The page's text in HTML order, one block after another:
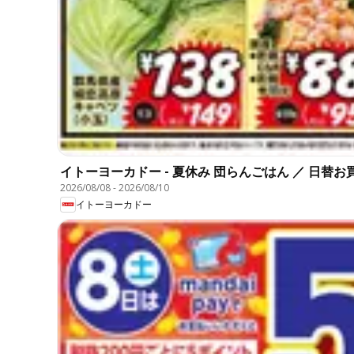
イトーヨーカドー - 夏休み 団らんごはん ／ 日替お
2026/08/08-2026/08/10
イトーヨーカドー